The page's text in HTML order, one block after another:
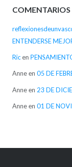
COMENTARIOS
ENTENDERSE
Ricen
Anneen 05 DE
Anneen 23 DE
Anneen 01 DE